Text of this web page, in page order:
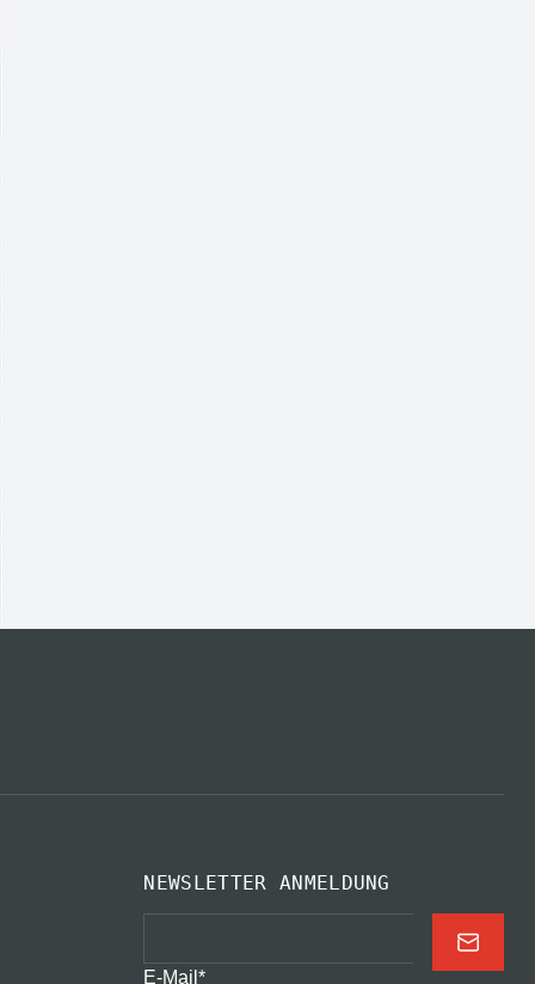
NEWSLETTER ANMELDUNG
E-Mail*